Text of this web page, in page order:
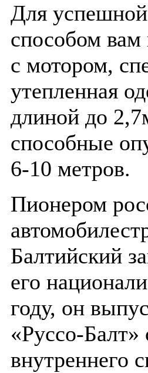
Для
способом вам
с мотором,
утепленная
длиной до
способные
6-10 метров.
Пионером
Балтийский
его
году, он
«Руссо-Балт»
внутреннего